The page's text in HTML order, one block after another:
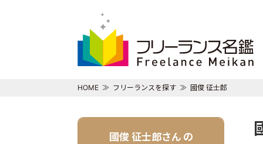
HOME フリーランスを探す 國俊 征士郎
國俊 征士郎さん の